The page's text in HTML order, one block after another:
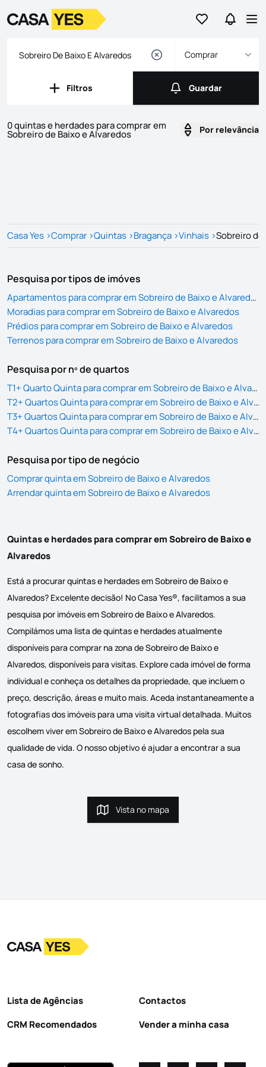
Ir para osIr para
LogoIr para a homepage
Comprar
Filtros
Filtros Guardar
Guardar
0 quintas e herdades para comprar em
Sobreiro de Baixo e Alvaredos Por relevância
Casa Yes >Comprar >Quintas >Bragança >Vinhais >Sobreiro
Pesquisa por tipos de imóves
Apartamentos para comprar em Sobreiro de Baixo e Alvaredos
Moradias para comprar em Sobreiro de Baixo e Alvaredos
Prédios para comprar em Sobreiro de Baixo e Alvaredos
Terrenos para comprar em Sobreiro de Baixo e Alvaredos
Pesquisa por nº de quartos
T1+ Quarto Quinta para comprar em Sobreiro de Baixo e Alvaredos
T2+ Quartos Quinta para comprar em Sobreiro de Baixo e Alvaredos
T3+ Quartos Quinta para comprar em Sobreiro de Baixo e Alvaredos
T4+ Quartos Quinta para comprar em Sobreiro de Baixo e Alvaredos
Pesquisa por tipo de negócio
Comprar quinta em Sobreiro de Baixo e Alvaredos
Arrendar quinta em Sobreiro de Baixo e Alvaredos
Quintas e herdades para comprar em Sobreiro de Baixo e
Alvaredos
Está a procurar quintas e herdades em Sobreiro de Baixo e
Alvaredos? Excelente decisão! No Casa Yes®, facilitamos a sua
pesquisa por imóveis em Sobreiro de Baixo e Alvaredos.
Compilámos uma lista de quintas e herdades atualmente
disponíveis para comprar na zona de Sobreiro de Baixo e
Alvaredos, disponíveis para visitas. Explore cada imóvel de forma
individual e conheça os detalhes da propriedade, que incluem o
preço, descrição, áreas e muito mais. Aceda instantaneamente a
fotografias dos imóveis para uma visita virtual detalhada. Muitos
escolhem viver em Sobreiro de Baixo e Alvaredos pela sua
qualidade de vida. O nosso objetivo é ajudar a encontrar a sua
casa de sonho.
Vista no mapa
Vista no mapa
LogoIr para a homepage
Lista de Agências
CRM Recomendados
Contactos
Vender a minha casa